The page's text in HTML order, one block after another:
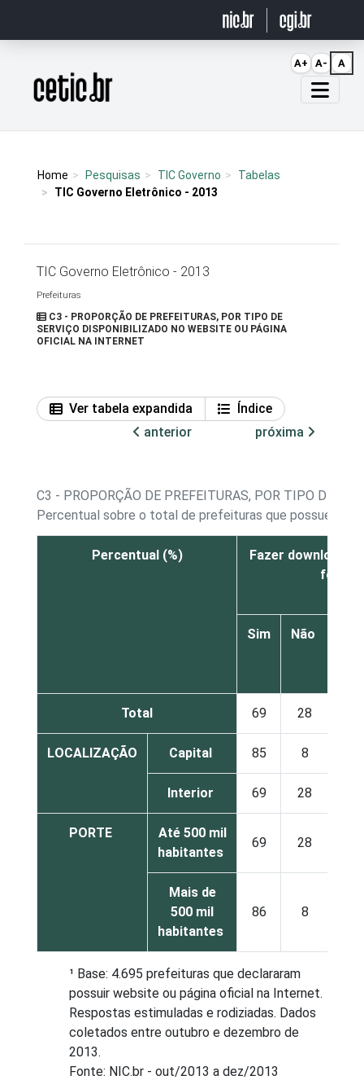
Página inicial
Home Pesquisas TIC Governo
Tabelas
TIC Governo Eletrônico - 2013
TIC Governo Eletrônico - 2013
Prefeituras
C3 - PROPORÇÃO DE PREFEITURAS, POR TIPO DE
SERVIÇO DISPONIBILIZADO NO WEBSITE OU PÁGINA
OFICIAL NA INTERNET
Ver tabela expandida
Índice
anterior
próxima
C3 - PROPORÇÃO DE PREFEITURAS, POR TIPO DE
Percentual sobre o total de prefeituras que possuem
Percentual (%)
Fazer download
Sim Não
Total 69 28
LOCALIZAÇÃO Capital 85 8
Interior 69 28
PORTE
Até 500 mil
habitantes
69 28
Mais de
500 mil
habitantes
86 8
¹ Base: 4.695 prefeituras que declararam
possuir website ou página oficial na Internet.
Respostas estimuladas e rodiziadas. Dados
coletados entre outubro e dezembro de
2013.
Fonte: NIC.br - out/2013 a dez/2013
A+ A- A